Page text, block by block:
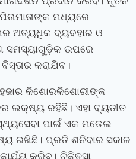
ପିତାମାତାଙ୍କ ମଧ୍ୟରେ
ଅତ୍ୟଧିକ ବ୍ୟବହାର ଓ
ସମସ୍ୟାଗୁଡ଼ିକ ଉପରେ
ବିସ୍ତାର କରାଯିବ।
କିଶୋରକିଶୋରୀଙ୍କ
ଲକ୍ଷ୍ୟ ରହିଛି। ଏହା ବ୍ୟତୀତ
ପାଇଁ ଏକ ମଡେଲ
ରଖିଛି। ପ୍ରତି ଶନିବାର ସକାଳ
କରିବ। ଚିକିତ୍ସା